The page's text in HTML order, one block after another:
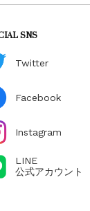
SNS
Twitter
Facebook
Instagram
LINE
公式アカウント